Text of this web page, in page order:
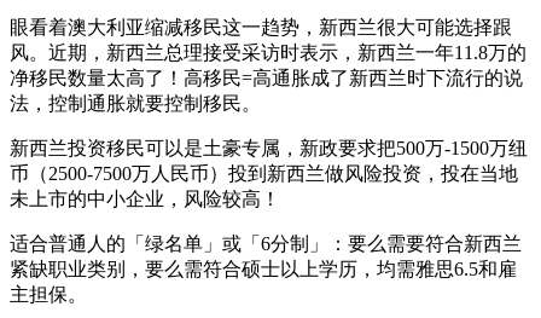
眼看着澳大利亚缩减移民这一趋势，新西兰很大可能选择跟
风。近期，新西兰总理接受采访时表示，新西兰一年11.8万的
净移民数量太高了！高移民=高通胀成了新西兰时下流行的说
法，控制通胀就要控制移民。
新西兰投资移民可以是土豪专属，新政要求把500万-1500万纽
币（2500-7500万人民币）投到新西兰做风险投资，投在当地
未上市的中小企业，风险较高！
适合普通人的「绿名单」或「6分制」：要么需要符合新西兰
紧缺职业类别，要么需符合硕士以上学历，均需雅思6.5和雇
主担保。